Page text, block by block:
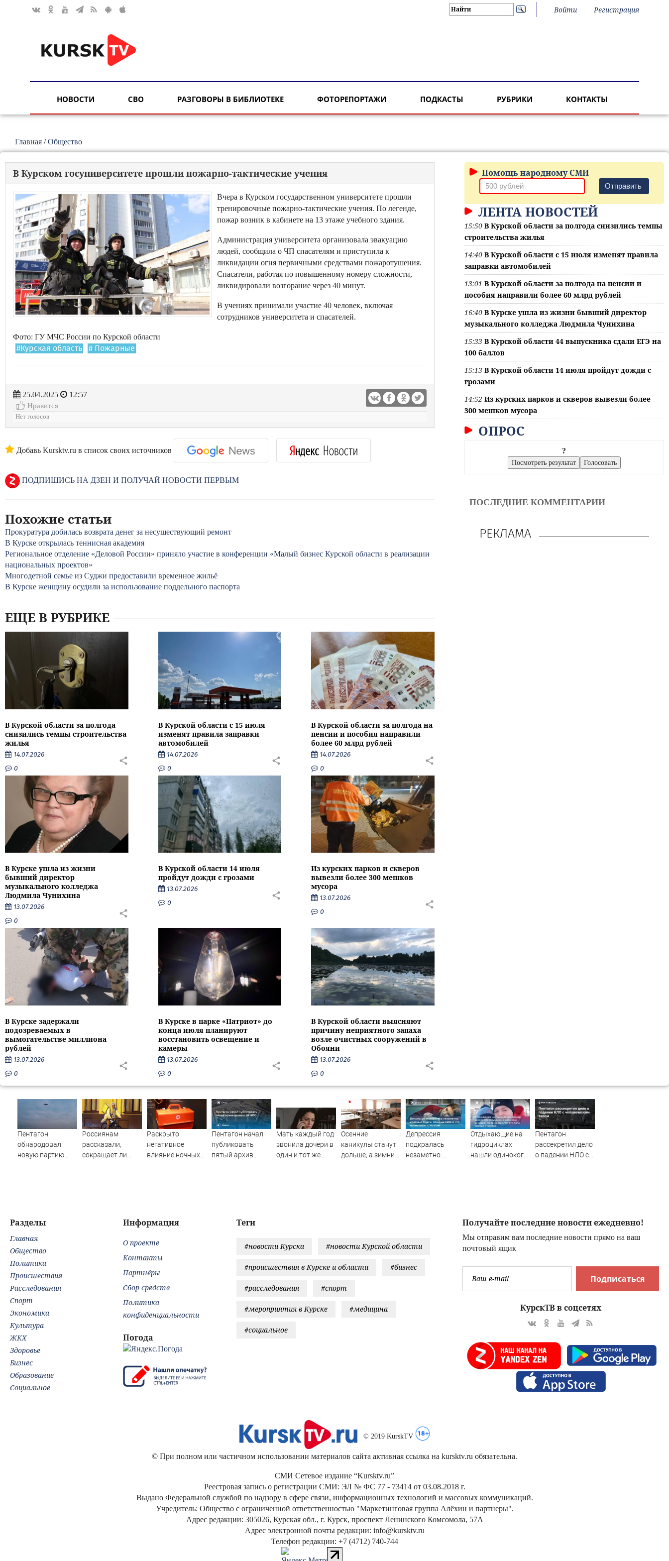
Войти Регистрация
НОВОСТИ СВО РАЗГОВОРЫ В БИБЛИОТЕКЕ ФОТОРЕПОРТАЖИ ПОДКАСТЫ РУБРИКИ КОНТАКТЫ
Главная /Общество
В Курском госуниверситете прошли пожарно-тактические учения
Вчера в Курском государственном университете прошли
тренировочные пожарно-тактические учения. По легенде,
пожар возник в кабинете на 13 этаже учебного здания.
Администрация университета организовала эвакуацию
людей, сообщила о ЧП спасателям и приступила к
ликвидации огня первичными средствами пожаротушения.
Спасатели, работая по повышенному номеру сложности,
ликвидировали возгорание через 40 минут.
В учениях принимали участие 40 человек, включая
сотрудников университета и спасателей.
Фото: ГУ МЧС России по Курской области
#Курская область # Пожарные
25.04.2025
12:57
Нравится
Нет голосов
Добавь Kursktv.ru в список своих источников
ПОДПИШИСЬ НА ДЗЕН И ПОЛУЧАЙ НОВОСТИ ПЕРВЫМ
Похожие статьи
Прокуратура добилась возврата денег за несуществующий ремонт
В Курске открылась теннисная академия
Региональное отделение «Деловой России» приняло участие в конференции «Малый бизнес Курской области в реализации
национальных проектов»
Многодетной семье из Суджи предоставили временное жильё
В Курске женщину осудили за использование поддельного паспорта
ЕЩЕ В РУБРИКЕ
В Курской области за полгода
снизились темпы строительства
жилья
14.07.2026
0
В Курской области с 15 июля
изменят правила заправки
автомобилей
14.07.2026
0
В Курской области за полгода на
пенсии и пособия направили
более 60 млрд рублей
14.07.2026
0
В Курске ушла из жизни
бывший директор
музыкального колледжа
Людмила Чунихина
13.07.2026
0
В Курской области 14 июля
пройдут дожди с грозами
13.07.2026
0
Из курских парков и скверов
вывезли более 300 мешков
мусора
13.07.2026
0
В Курске задержали
подозреваемых в
вымогательстве миллиона
рублей
13.07.2026
0
В Курске в парке «Патриот» до
конца июля планируют
восстановить освещение и
камеры
13.07.2026
0
В Курской области выясняют
причину неприятного запаха
возле очистных сооружений в
Обояни
13.07.2026
0
Помощь народному СМИ
Отправить
ЛЕНТА НОВОСТЕЙ
15:50 В Курской области за полгода снизились темпы
строительства жилья
14:40 В Курской области с 15 июля изменят правила
заправки автомобилей
13:01 В Курской области за полгода на пенсии и
пособия направили более 60 млрд рублей
16:40 В Курске ушла из жизни бывший директор
музыкального колледжа Людмила Чунихина
15:33 В Курской области 44 выпускника сдали ЕГЭ на
100 баллов
15:13 В Курской области 14 июля пройдут дожди с
грозами
14:52 Из курских парков и скверов вывезли более
300 мешков мусора
ОПРОС
?
ПОСЛЕДНИЕ КОММЕНТАРИИ
РЕКЛАМА
Пентагон
обнародовал
новую партию
Россиянам
рассказали,
сокращает ли
Раскрыто
негативное
влияние ночных
Пентагон начал
публиковать
пятый архив
Мать каждый год
звонила дочери в
один и тот же
Осенние
каникулы станут
дольше, а зимние
Депрессия
подкралась
незаметно:
Отдыхающие на
гидроциклах
нашли одинокого
Пентагон
рассекретил дело
о падении НЛО с
Получайте последние новости ежедневно!
Мы отправим вам последние новости прямо на ваш
почтовый ящик
Подписаться
КурскТВ в соцсетях
Теги
#новости Курска #новости Курской области
#происшествия в Курске и области #бизнес
#расследования #спорт
#мероприятия в Курске #медицина
#социальное
Разделы
Главная
Общество
Политика
Происшествия
Расследования
Спорт
Экономика
Культура
ЖКХ
Здоровье
Бизнес
Образование
Социальное
Информация
О проекте
Контакты
Партнёры
Сбор средств
Политика
конфиденциальности
Погода
© 2019 KurskTV
© При полном или частичном использовании материалов сайта активная ссылка на kursktv.ru обязательна.
СМИ Сетевое издание “Kursktv.ru”
Реестровая запись о регистрации СМИ: ЭЛ № ФС 77 - 73414 от 03.08.2018 г.
Выдано Федеральной службой по надзору в сфере связи, информационных технологий и массовых коммуникаций.
Учредитель: Общество с ограниченной ответственностью "Маркетинговая группа Алёхин и партнеры".
Адрес редакции: 305026, Курская обл., г. Курск, проспект Ленинского Комсомола, 57А
Адрес электронной почты редакции: info@kursktv.ru
Телефон редакции: +7 (4712) 740-744